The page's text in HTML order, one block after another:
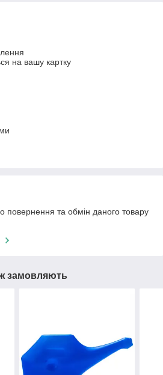
на вашу картку
повернення та обмін даного товару
замовляють